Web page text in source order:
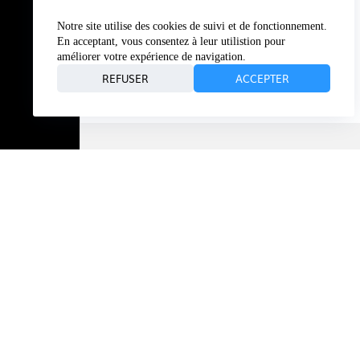
Notre site utilise des cookies de suivi et de fonctionnement.
En acceptant, vous consentez à leur utilistion pour
améliorer votre expérience de navigation.
ACCEPTER
REFUSER
Fédération Française du Polo
Tennis club de Guidel